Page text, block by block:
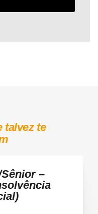
talvez te
–